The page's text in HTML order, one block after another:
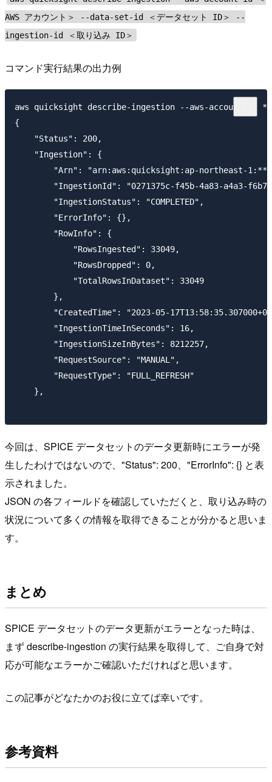
AWS アカウント＞ --data-set-id ＜データセット ID＞ --
ingestion-id ＜取り込み ID＞
コマンド実行結果の出力例
aws quicksight describe-ingestion --aws-account-id
{
    "Status": 200,
    "Ingestion": {
"Arn": "arn:aws:quicksight:ap-northeast-
"IngestionId": "0271375c-f45b-4a83-a4a3-
        "IngestionStatus": "COMPLETED",
        "ErrorInfo": {},
        "RowInfo": {
            "RowsIngested": 33049,
            "RowsDropped": 0,
            "TotalRowsInDataset": 33049
        },
"CreatedTime": "2023-05-
        "IngestionTimeInSeconds": 16,
        "IngestionSizeInBytes": 8212257,
        "RequestSource": "MANUAL",
        "RequestType": "FULL_REFRESH"
    },
今回は、SPICE データセットのデータ更新時にエラーが発
生したわけではないので、"Status": 200、"ErrorInfo": {} と表
示されました。
JSON の各フィールドを確認していただくと、取り込み時の
状況について多くの情報を取得できることが分かると思いま
す。
まとめ
SPICE データセットのデータ更新がエラーとなった時は、
まず describe-ingestion の実行結果を取得して、ご自身で対
応が可能なエラーかご確認いただければと思います。
この記事がどなたかのお役に立てば幸いです。
参考資料